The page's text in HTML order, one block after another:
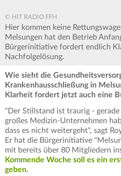
© HIT RADIO FFH
Hier kommen keine
Melsungen hat den Betrieb
Bürgerinitiative fordert endlich
Nachfolgelösung.
Wie sieht die
Krankenhausschließung in
Klarheit fordert jetzt auch eine
"Der Stillstand ist traurig -
großes Medizin-Unternehmen
dass es nicht weitergeht", sagt
Er hat die Bürgerinitiative
mit bereits über 80 Mitgliedern
Kommende Woche soll es ein
geben.